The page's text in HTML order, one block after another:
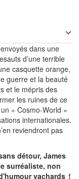
dans une
d’une terrible
casquette orange,
guerre et la beauté
et le mépris des
les ruines de ce
« Cosmo-World »
internationales.
reviendront pas
détour, James
surréaliste, non
vachards !